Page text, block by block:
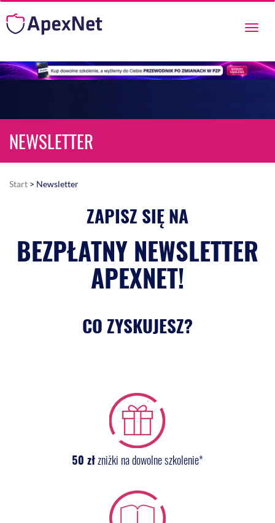
Start > Newsletter
NEWSLETTER
ZAPISZ SIĘ NA
BEZPŁATNY NEWSLETTER
APEXNET!
CO ZYSKUJESZ?
50 złzniżki na dowolne szkolenie*